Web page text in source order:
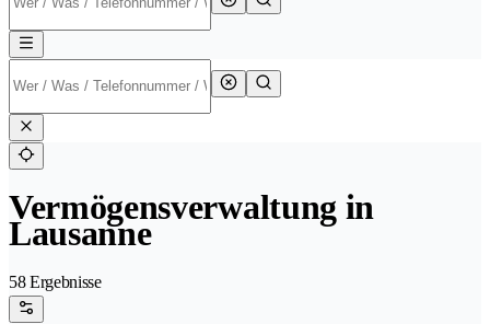
Vermögensverwaltung in
Lausanne
58 Ergebnisse